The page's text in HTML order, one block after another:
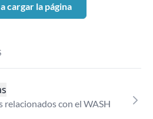
cargar la página
relacionados con el WASH